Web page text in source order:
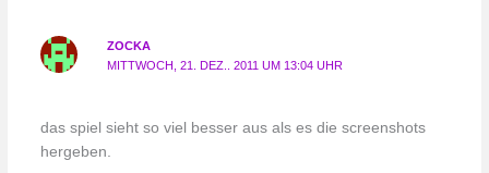
ZOCKA
MITTWOCH, 21. DEZ.. 2011 UM 13:04 UHR
das spiel sieht so viel besser aus als es die screenshots
hergeben.